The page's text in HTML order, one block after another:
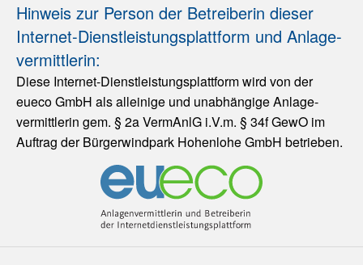
Hinweis zur Person der Betreiberin dieser
Internet-Dienst­leistungs­plattform und Anlage­
vermittlerin:
Diese Internet-Dienst­leistungs­plattform wird von der
eueco GmbH als alleinige und unabhängige Anlage­
vermittlerin gem. § 2a VermAnlG i.V.m. § 34f GewO im
Auftrag der Bürgerwindpark Hohenlohe GmbH betrieben.